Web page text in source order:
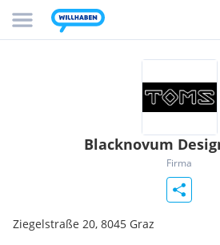
Blacknovum
Firma
Ziegelstraße 20, 8045 Graz